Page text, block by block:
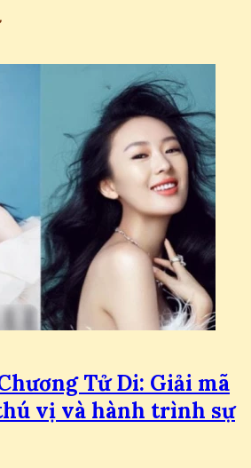
Tử Di: Giải mã
vị và hành trình sự